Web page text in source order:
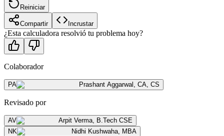
Reiniciar
Compartir Incrustar
¿Esta calculadora resolvió tu problema hoy?
Colaborador
PA Prashant Aggarwal , CA, CS
Revisado por
AV Arpit Verma, B.Tech CSE
NK
Nidhi Kushwaha, MBA